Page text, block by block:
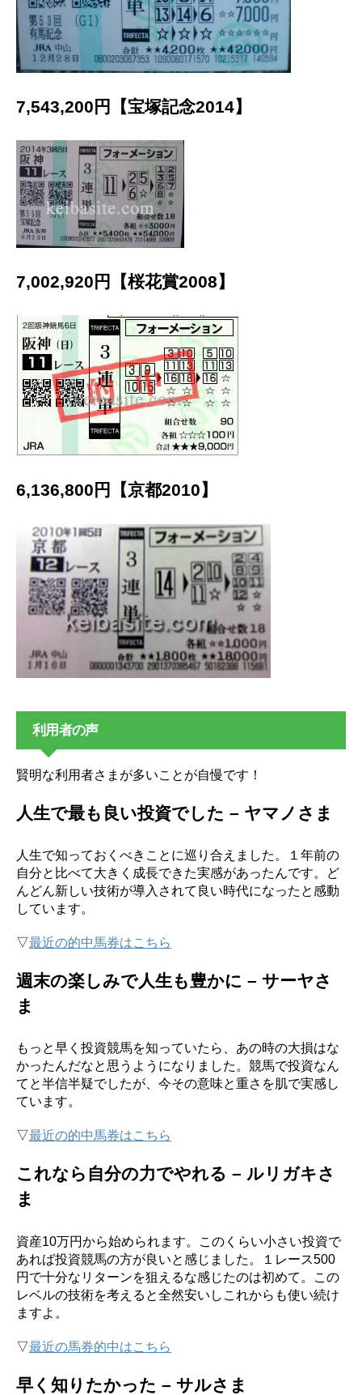
7,543,200円【宝塚記念2014】
7,002,920円【桜花賞2008】
6,136,800円【京都2010】
利用者の声
賢明な利用者さまが多いことが自慢です！
人生で最も良い投資でした – ヤマノさま
人生で知っておくべきことに巡り合えました。１年前の
自分と比べて大きく成長できた実感があったんです。ど
んどん新しい技術が導入されて良い時代になったと感動
しています。
▽最近の的中馬券はこちら
週末の楽しみで人生も豊かに – サーヤさ
ま
もっと早く投資競馬を知っていたら、あの時の大損はな
かったんだなと思うようになりました。競馬で投資なん
てと半信半疑でしたが、今その意味と重さを肌で実感し
ています。
▽最近の的中馬券はこちら
これなら自分の力でやれる – ルリガキさ
ま
資産10万円から始められます。このくらい小さい投資で
あれば投資競馬の方が良いと感じました。１レース500
円で十分なリターンを狙えるな感じたのは初めて。この
レベルの技術を考えると全然安いしこれからも使い続け
ますよ。
▽最近の馬券的中はこちら
早く知りたかった – サルさま